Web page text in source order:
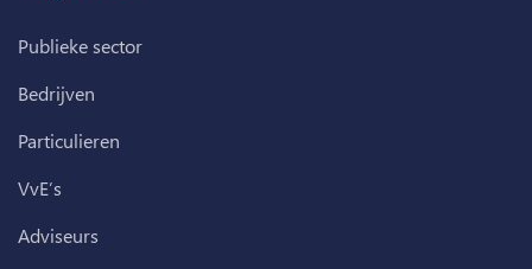
Publieke sector
Bedrijven
Particulieren
VvE’s
Adviseurs